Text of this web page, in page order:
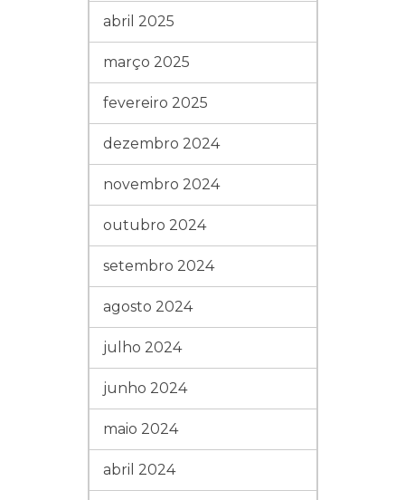
abril 2025
março 2025
fevereiro 2025
dezembro 2024
novembro 2024
outubro 2024
setembro 2024
agosto 2024
julho 2024
junho 2024
maio 2024
abril 2024